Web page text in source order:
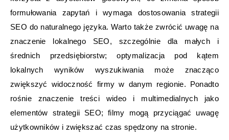
formułowania zapytań i wymaga dostosowania strategii
SEO do naturalnego języka. Warto także zwrócić uwagę na
znaczenie lokalnego SEO, szczególnie dla małych i
średnich przedsiębiorstw; optymalizacja pod kątem
lokalnych wyników wyszukiwania może znacząco
zwiększyć widoczność firmy w danym regionie. Ponadto
rośnie znaczenie treści wideo i multimedialnych jako
elementów strategii SEO; filmy mogą przyciągać uwagę
użytkowników i zwiększać czas spędzony na stronie.